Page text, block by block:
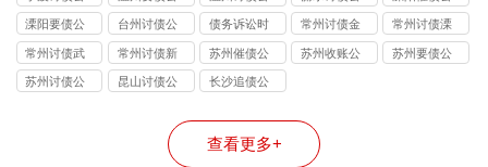
司
司
司
司
司
溧阳要债公
司
台州讨债公
司
债务诉讼时
效
常州讨债金
坛公司
常州讨债溧
阳公司
常州讨债武
进公司
常州讨债新
北公司
苏州催债公
司
苏州收账公
苏州要债公
苏州讨债公
昆山讨债公
长沙追债公
查看更多+